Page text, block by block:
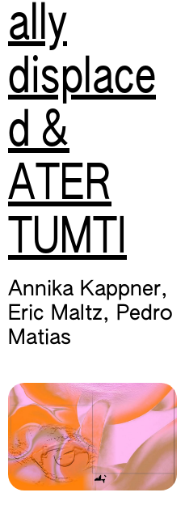
ally
displace
d &
ATER
TUMTI
Annika Kappner,
Eric Maltz, Pedro
Matias